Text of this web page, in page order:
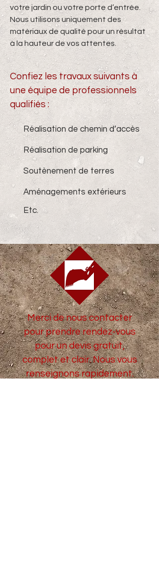
votre jardin ou votre porte d’entrée.
Nous utilisons uniquement des
matériaux de qualité pour un résultat
à la hauteur de vos attentes.
Confiez les travaux suivants à
une équipe de professionnels
qualifiés :
Réalisation de chemin d’accès
Réalisation de parking
Soutènement de terres
Aménagements extérieurs
Etc.
Merci de nous contacter
pour prendre rendez-vous
pour un devis gratuit,
complet et clair. Nous vous
renseignons rapidement.